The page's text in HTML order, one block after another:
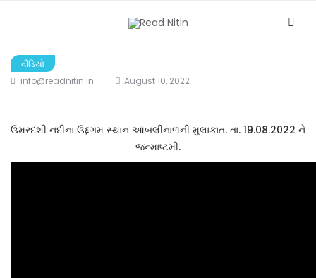
વીડિયો
info@readnitin.in
August 10, 2022
ઉમરદશી નદીના ઉદ્દગમ સ્થાન આંબલીનાળની મુલાકાત. તા. 19.08.2022 ને
જન્માષ્ટમી.